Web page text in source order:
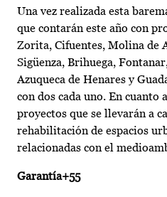
Una vez realizada esta
que contarán este año con
Zorita, Cifuentes, Molina de
Sigüenza, Brihuega,
Azuqueca de Henares y
con dos cada uno. En cuanto
proyectos que se llevarán a
rehabilitación de espacios
relacionadas con el
Garantía+55